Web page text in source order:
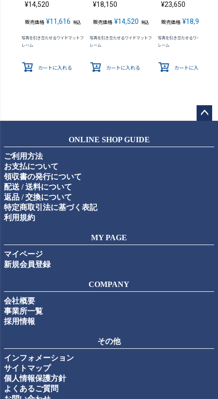
¥14,520
販売価格 ¥11,616 税込
写真を引き立たせるワイドマットフ
レーム
カートに入れる
¥18,150
販売価格 ¥14,520 税込
写真を引き立たせるワイドマットフ
レーム
カートに入れる
¥23,650
販売価格 ¥18,920
写真を引き立たせるワイドマット
レーム
カートに入れる
ップ
ONLINE SHOP GUIDE
ご利用方法
お支払について
領収書の発行について
配送 / 送料について
返品 / 交換について
特定商取引法に基づく表記
利用規約
MY PAGE
マイページ
新規会員登録
COMPANY
会社概要
事業所一覧
採用情報
その他
インフォメーション
サイトマップ
個人情報保護方針
よくあるご質問